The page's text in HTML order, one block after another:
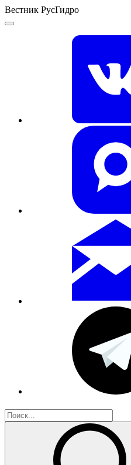
Вестник РусГидро